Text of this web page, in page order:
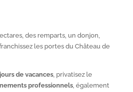
des remparts, un donjon,
les portes du Château de
de vacances, privatisez le
professionnels, également